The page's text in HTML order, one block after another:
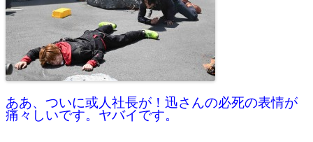
ああ、ついに或人社長が！迅さんの必死の表情が
痛々しいです。ヤバイです。